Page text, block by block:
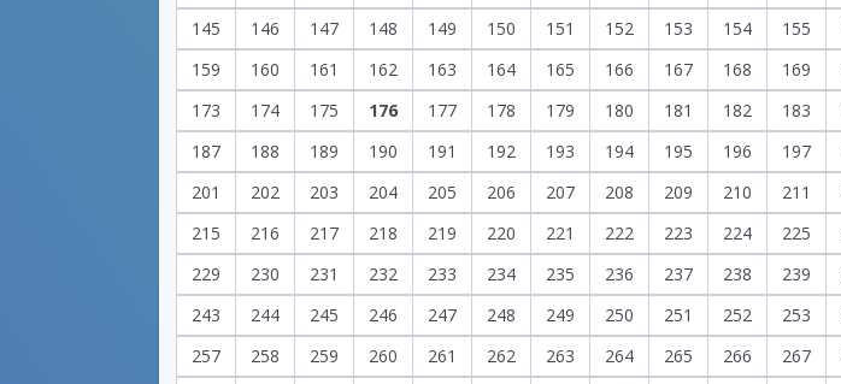
145
146 147 148 149 150 151 152 153 154 155
159
160 161 162 163 164 165 166 167 168 169
173
174 175 176 177 178 179 180 181 182 183
187
188 189 190 191 192 193 194 195 196 197
201
202 203 204 205 206 207 208 209 210 211
215
216 217 218 219 220 221 222 223 224 225
229
230 231 232 233 234 235 236 237 238 239
243
244 245 246 247 248 249 250 251 252 253
257
258 259 260 261 262 263 264 265 266 267